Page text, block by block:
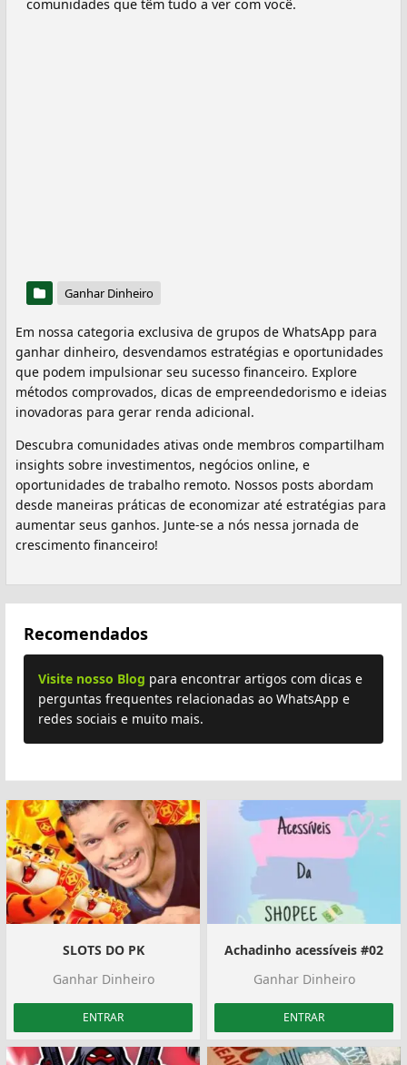
comunidades que têm tudo a ver com você.
Ganhar Dinheiro
Em nossa categoria exclusiva de grupos de WhatsApp para
ganhar dinheiro, desvendamos estratégias e oportunidades
que podem impulsionar seu sucesso financeiro. Explore
métodos comprovados, dicas de empreendedorismo e ideias
inovadoras para gerar renda adicional.
Descubra comunidades ativas onde membros compartilham
insights sobre investimentos, negócios online, e
oportunidades de trabalho remoto. Nossos posts abordam
desde maneiras práticas de economizar até estratégias para
aumentar seus ganhos. Junte-se a nós nessa jornada de
crescimento financeiro!
Recomendados
Visite nosso Blog para encontrar artigos com dicas e
perguntas frequentes relacionadas ao WhatsApp e
redes sociais e muito mais.
SLOTS DO PK
Ganhar Dinheiro
ENTRAR
Achadinho acessíveis #02
Ganhar Dinheiro
ENTRAR